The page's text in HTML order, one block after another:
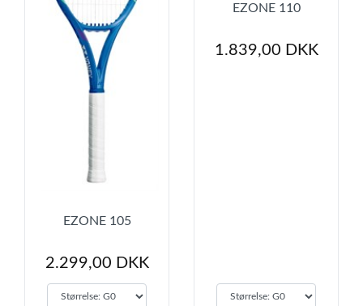
EZONE 105
2.299,00 DKK
EZONE 110
1.839,00 DKK